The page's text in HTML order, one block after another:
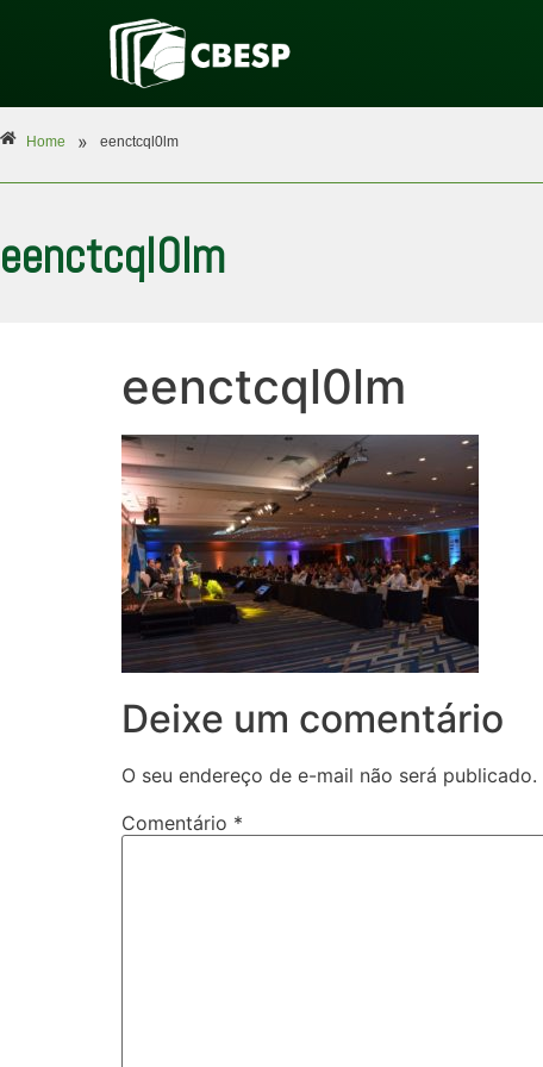
Home » eenctcql0lm
eenctcql0lm
eenctcql0lm
Deixe um comentário
O seu endereço de e-mail não será publicado.
Comentário *